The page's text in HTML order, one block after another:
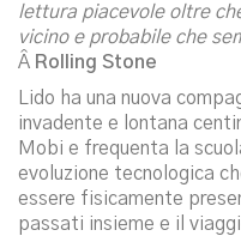
lettura piacevole oltre
vicino e probabile che
Â Rolling Stone
Lido ha una nuova
invadente e lontana
Mobi e frequenta la
evoluzione tecnologica
essere fisicamente
passati insieme e il